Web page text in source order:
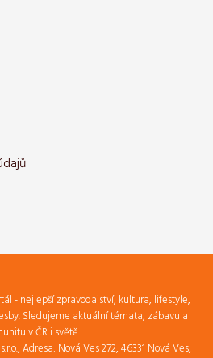
- nejlepší zpravodajství, kultura, lifestyle,
Sledujeme aktuální témata, zábavu a
v ČR i světě.
Adresa: Nová Ves 272, 46331 Nová Ves,